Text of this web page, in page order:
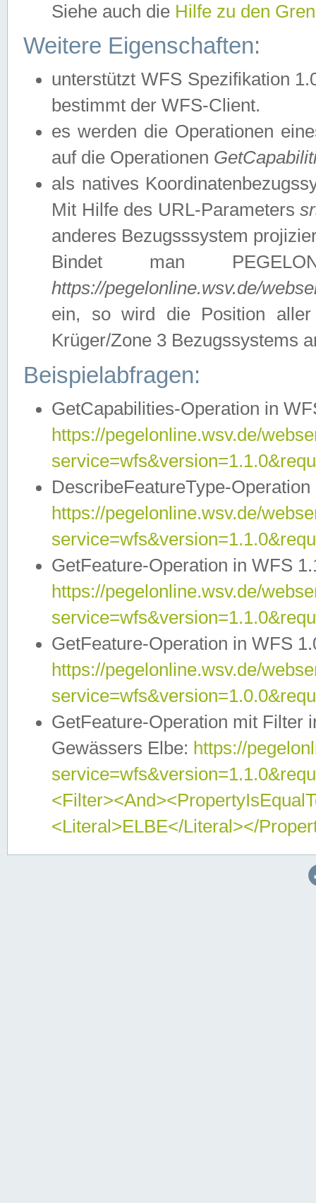
Siehe auch die Hilfe zu den
Weitere Eigenschaften:
unterstützt WFS Spezifikation
bestimmt der WFS-Client.
es werden die Operationen
auf die Operationen
als natives
Mit Hilfe des URL-Parameters
anderes Bezugsssystem
Bindet man
https://pegelonline.wsv.de/
ein, so wird die Position
Krüger/Zone 3 Bezugssystems
Beispielabfragen:
GetCapabilities-Operation in
https://pegelonline.wsv.de/
DescribeFeatureType-
https://pegelonline.wsv.de/
GetFeature-Operation in WFS
https://pegelonline.wsv.de/
GetFeature-Operation in WFS
https://pegelonline.wsv.de/
GetFeature-Operation mit Filter
Gewässers Elbe: https://
<Literal>ELBE</Literal></